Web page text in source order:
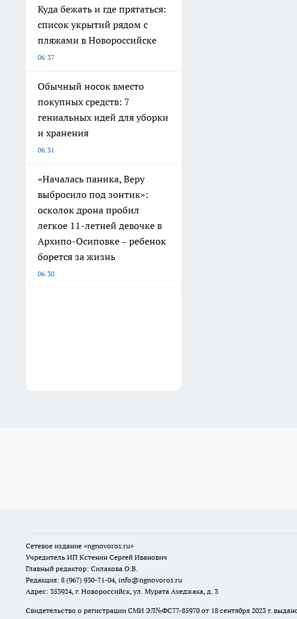
Куда бежать и где прятаться:
список укрытий рядом с
пляжами в Новороссийске
06:37
Обычный носок вместо
покупных средств: 7
гениальных идей для уборки
и хранения
06:31
«Началась паника, Веру
выбросило под зонтик»:
осколок дрона пробил
легкое 11-летней девочке в
Архипо-Осиповке – ребенок
борется за жизнь
06:30
Сетевое издание «ngnovoros.ru»
Учредитель ИП Кстенин Сергей Иванович
Главный редактор: Силакова О.В.
Редакция: 8 (967) 930-71-04, info@ngnovoros.ru
Адрес: 353924, г. Новороссийск, ул. Мурата Ахеджака, д. 3
Свидетельство о регистрации СМИ ЭЛ№ФС77-85970 от 18 сентября 2023 г.